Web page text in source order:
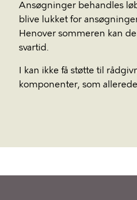
Ansøgninger behandles
blive lukket for
Henover sommeren kan
svartid.
I kan ikke få støtte til
komponenter, som